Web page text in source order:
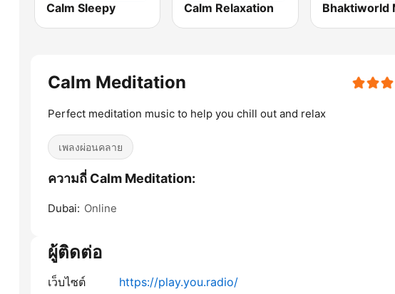
Calm Sleepy Calm Relaxation
Calm Meditation
Perfect meditation music to help you chill out and relax
เพลงผ่อนคลาย
ความถี่ Calm Meditation:
Dubai: Online
ผู้ติดต่อ
เว็บไซต์ https://play.you.radio/